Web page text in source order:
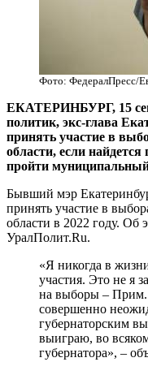
Фото: ФедералПресс/
ЕКАТЕРИНБУРГ, 15
политик, экс-глава
принять участие в
области, если
пройти
Бывший мэр
принять участие в
области в 2022 году. Об
УралПолит.Ru.
«Я никогда в
участия. Это не я
на выборы – Прим.
совершенно
губернаторским
выиграю, во
губернатора», –